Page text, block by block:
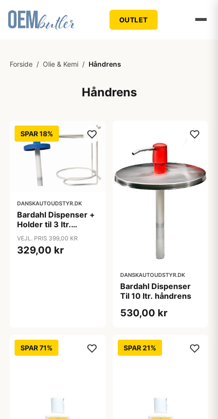
OUTLET
Forside / Olie & Kemi / Håndrens
Håndrens
SPAR 18%
DANSKAUTOUDSTYR.DK
Bardahl Dispenser +
Holder til 3 ltr.
håndrens
VEJL. PRIS 399,00 KR
329,00 kr
DANSKAUTOUDSTYR.DK
Bardahl Dispenser
Til 10 ltr. håndrens
530,00 kr
SPAR 71% SPAR 21%